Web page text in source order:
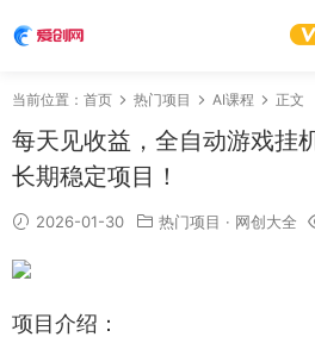
当前位置： 首页 热门项目 AI课程 正文
每天见收益，全自动游戏挂
长期稳定项目！
2026-01-30 热门项目 · 网创大全
项目介绍：